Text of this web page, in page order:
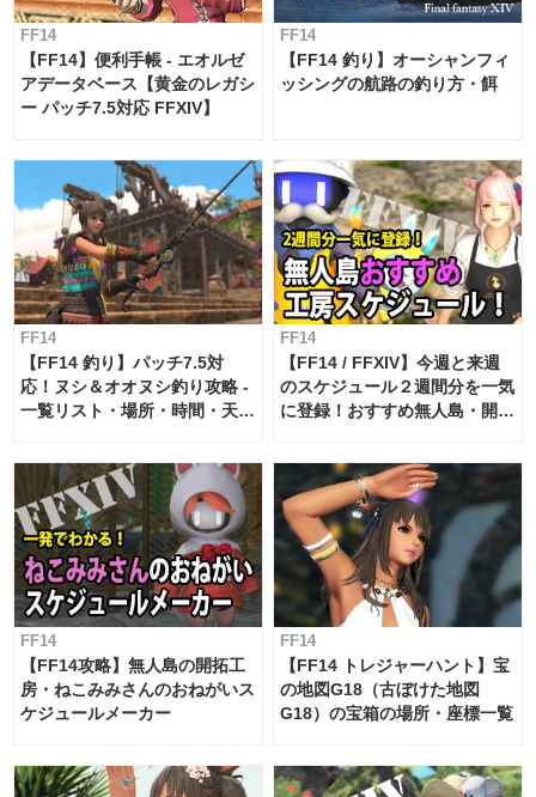
FF14
【FF14】便利手帳 - エオルゼ
アデータベース【黄金のレガシ
ー パッチ7.5対応 FFXIV】
FF14
【FF14 釣り】オーシャンフィ
ッシングの航路の釣り方・餌
FF14
【FF14 釣り】パッチ7.5対
応！ヌシ＆オオヌシ釣り攻略 -
一覧リスト・場所・時間・天
FF14
【FF14 / FFXIV】今週と来週
のスケジュール２週間分を一気
に登録！おすすめ無人島・開拓
FF14
【FF14攻略】無人島の開拓工
房・ねこみみさんのおねがいス
ケジュールメーカー
FF14
【FF14 トレジャーハント】宝
の地図G18（古ぼけた地図
G18）の宝箱の場所・座標一覧